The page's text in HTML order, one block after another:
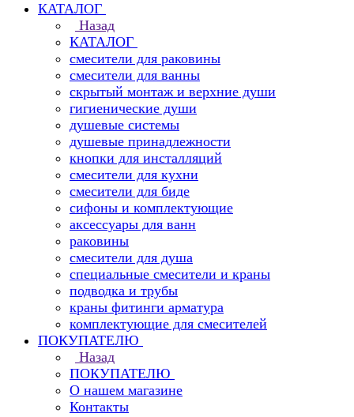
КАТАЛОГ
Назад
КАТАЛОГ
смесители для раковины
смесители для ванны
скрытый монтаж и верхние души
гигиенические души
душевые системы
душевые принадлежности
кнопки для инсталляций
смесители для кухни
смесители для биде
сифоны и комплектующие
аксессуары для ванн
раковины
смесители для душа
специальные смесители и краны
подводка и трубы
краны фитинги арматура
комплектующие для смесителей
ПОКУПАТЕЛЮ
Назад
ПОКУПАТЕЛЮ
О нашем магазине
Контакты